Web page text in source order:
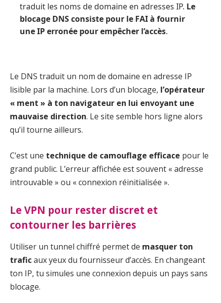
traduit les noms de domaine en adresses IP. Le
blocage DNS consiste pour le FAI à fournir
une IP erronée pour empêcher l’accès.
Le DNS traduit un nom de domaine en adresse IP
lisible par la machine. Lors d’un blocage, l’opérateur
« ment » à ton navigateur en lui envoyant une
mauvaise direction. Le site semble hors ligne alors
qu’il tourne ailleurs.
C’est une technique de camouflage efficace pour le
grand public. L’erreur affichée est souvent « adresse
introuvable » ou « connexion réinitialisée ».
Le VPN pour rester discret et
contourner les barrières
Utiliser un tunnel chiffré permet de masquer ton
traficaux yeux du fournisseur d’accès. En changeant
ton IP, tu simules une connexion depuis un pays sans
blocage.